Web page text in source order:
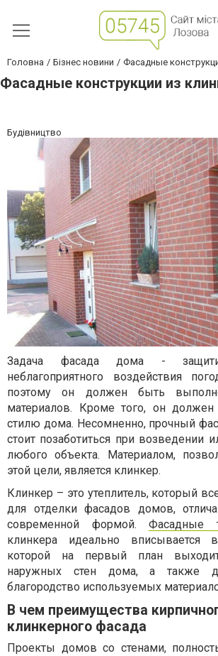
Головна Бізнес новини Фасадные
Фасадные конструкции из
Будівництво
Задача фасада дома -
неблагоприятного воздействия
поэтому он должен быть
материалов. Кроме того, он должен
стилю дома. Несомненно, прочный
стоит позаботиться при возведении
любого объекта. Материалом,
этой цели, является клинкер.
Клинкер – это утеплитель, который
для отделки фасадов домов,
современной формой. Фасадные
клинкера идеально
которой на первый план
наружных стен дома, а также
благородство используемых
В чем преимущества
клинкерного фасада
Проекты домов со стенами,